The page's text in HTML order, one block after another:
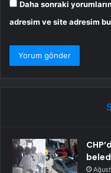
Daha sonraki
adresim ve site adresim